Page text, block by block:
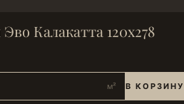
Калакатта 120х278
м² В КОРЗИНУ